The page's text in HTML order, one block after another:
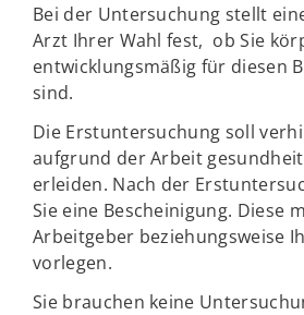
Bei der Untersuchung stellt
Arzt Ihrer Wahl fest, ob Sie
entwicklungsmäßig für diesen
sind.
Die Erstuntersuchung soll
aufgrund der Arbeit
erleiden. Nach der
Sie eine Bescheinigung. Diese
Arbeitgeber beziehungsweise
vorlegen.
Sie brauchen keine